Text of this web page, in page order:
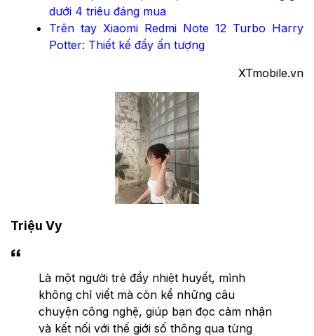
dưới 4 triệu đáng mua
Trên tay Xiaomi Redmi Note 12 Turbo Harry
Potter: Thiết kế đầy ấn tượng
XTmobile.vn
Triệu Vy
Là một người trẻ đầy nhiệt huyết, mình
không chỉ viết mà còn kể những câu
chuyện công nghệ, giúp bạn đọc cảm nhận
và kết nối với thế giới số thông qua từng